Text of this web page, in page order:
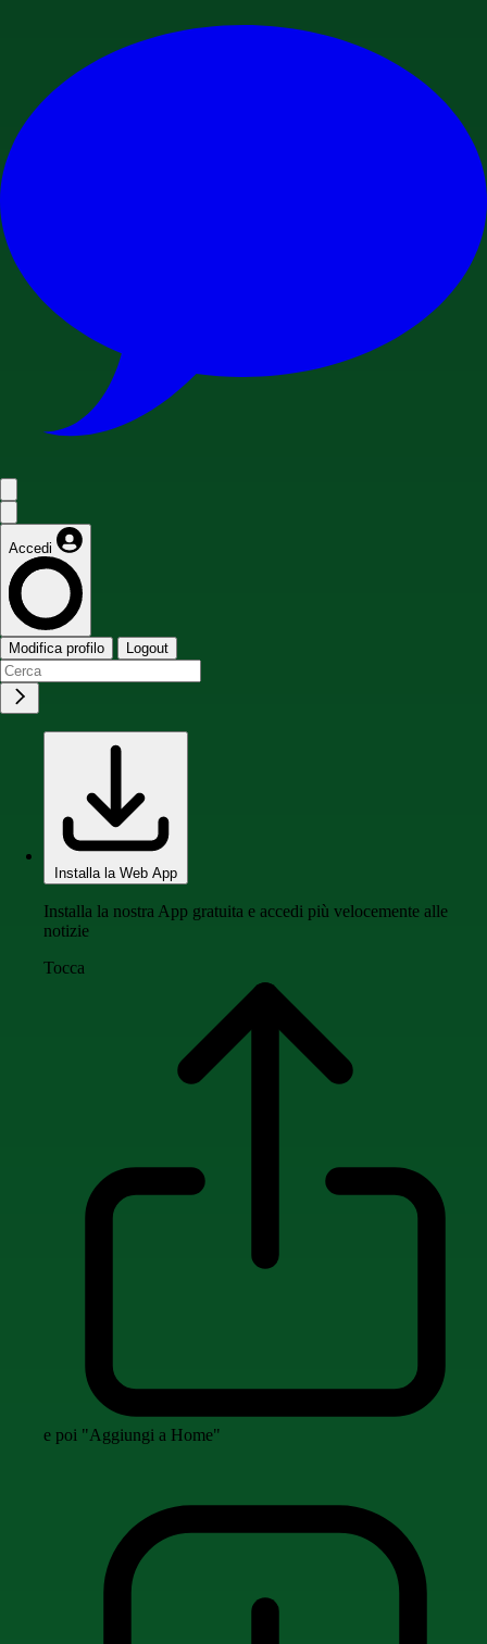
Accedi
Modifica profilo Logout
Installa la Web App
Installa la nostra App gratuita e accedi più velocemente alle
notizie
Tocca
e poi "Aggiungi a Home"